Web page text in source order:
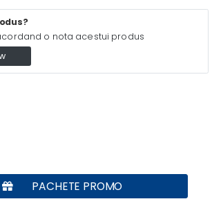
o nota acestui produs
PACHETE PROMO